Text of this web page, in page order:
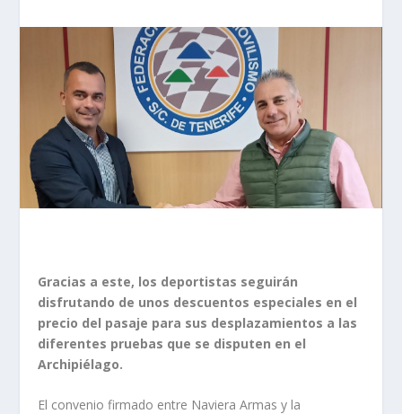
Gracias a este, los deportistas seguirán
disfrutando de unos descuentos especiales en el
precio del pasaje para sus desplazamientos a las
diferentes pruebas que se disputen en el
Archipiélago.
El convenio firmado entre Naviera Armas y la